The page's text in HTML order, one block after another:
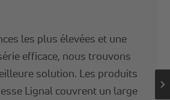
les plus élevées et une
efficace, nous trouvons
solution. Les produits
Lignal couvrent un large